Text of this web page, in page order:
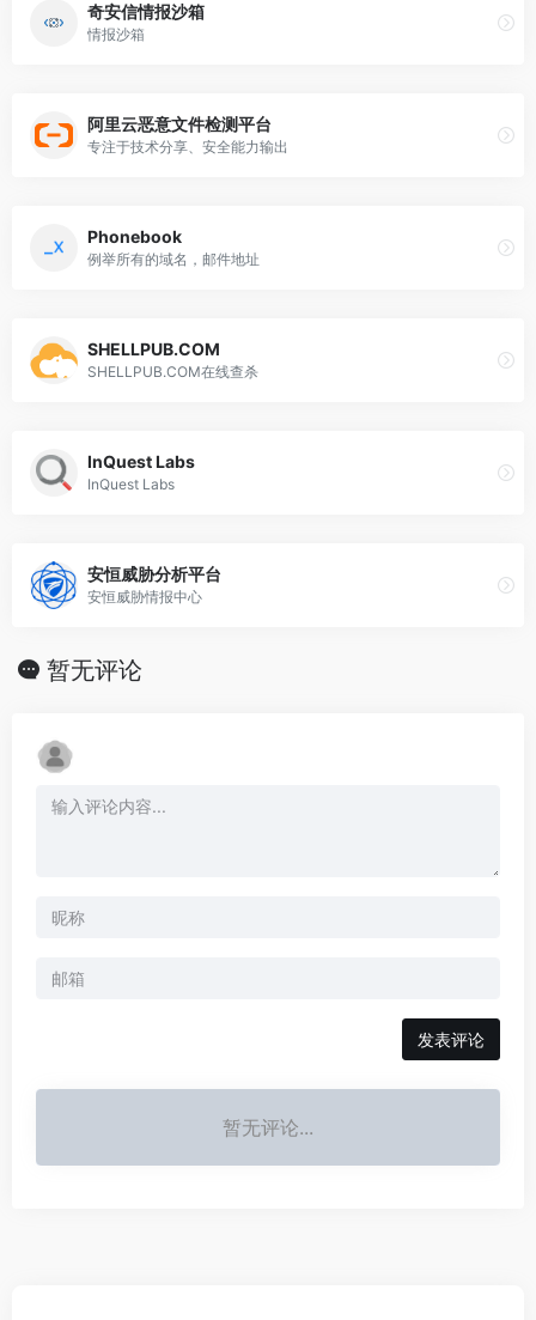
奇安信情报沙箱
情报沙箱
阿里云恶意文件检测平台
专注于技术分享、安全能力输出
Phonebook
例举所有的域名，邮件地址
SHELLPUB.COM
SHELLPUB.COM在线查杀
InQuest Labs
InQuest Labs
安恒威胁分析平台
安恒威胁情报中心
暂无评论
发表评论
暂无评论...